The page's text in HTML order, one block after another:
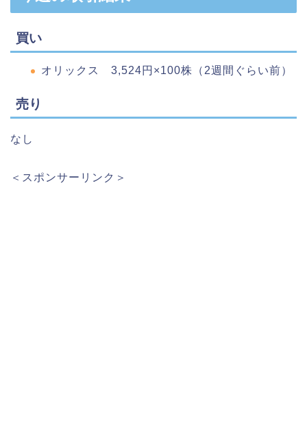
買い
オリックス 3,524円×100株（2週間ぐらい前）
売り
なし
＜スポンサーリンク＞